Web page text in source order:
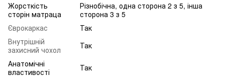
Жорсткість
сторін матраца
Різнобічна, одна сторона 2 з 5, інша
сторона 3 з 5
Єврокаркас
Так
Внутрішній
захисний чохол
Так
Анатомічні
властивості
Так